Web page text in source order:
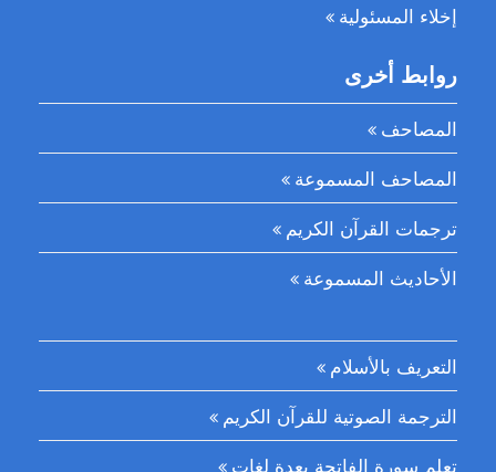
إخلاء المسئولية
روابط أخرى
المصاحف
المصاحف المسموعة
ترجمات القرآن الكريم
الأحاديث المسموعة
التعريف بالأسلام
الترجمة الصوتية للقرآن الكريم
تعلم سورة الفاتحة بعدة لغات